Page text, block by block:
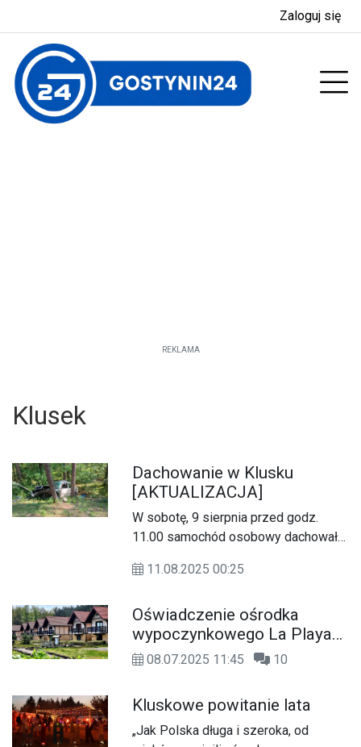
Zaloguj się
REKLAMA
Klusek
Dachowanie w Klusku
[AKTUALIZACJA]
W sobotę, 9 sierpnia przed godz.
11.00 samochód osobowy dachował
wysokości Kluska. Jedna osoba
11.08.2025 00:25
Oświadczenie ośrodka
wypoczynkowego La Playa
w Gorzewie
08.07.2025 11:45 10
Kluskowe powitanie lata
„Jak Polska długa i szeroka, od